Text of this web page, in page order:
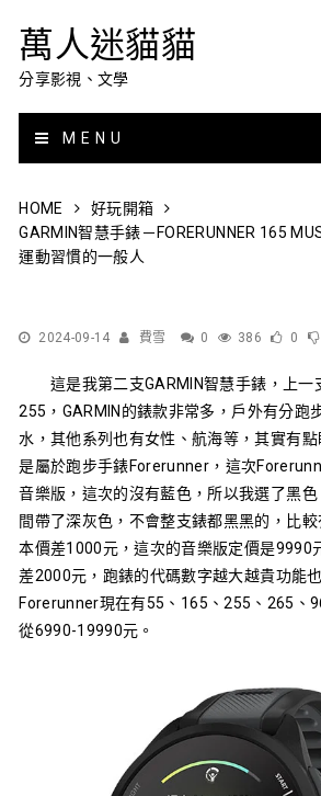
萬人迷貓貓
分享影視、文學
MENU
HOME
好玩開箱
GARMIN智慧手錶－FORERUNNER 165
運動習慣的一般人
2024-09-14 費雪 0 386 0
這是我第二支GARMIN智慧手錶，上一
255 ，GARMIN的錶款非常多，戶外有分跑
水，其他系列也有女性、航海等，其實有
是屬於跑步手錶Forerunner，這次
音樂版，這次的沒有藍色，所以我選了黑
間帶了深灰色，不會整支錶都黑黑的，比
本價差1000元，這次的音樂版定價是9990
差2000元，跑錶的代碼數字越大越貴功能
Forerunner現在有55、165、255、265、
從6990-19990元。